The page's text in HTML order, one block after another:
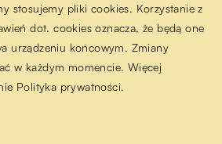
stosujemy pliki cookies. Korzystanie z
dot. cookies oznacza, że będą one
urządzeniu końcowym. Zmiany
w każdym momencie. Więcej
Polityka prywatności.